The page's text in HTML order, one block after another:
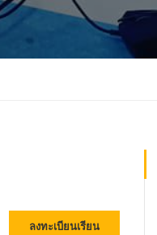
ลงทะเบียนเรียน